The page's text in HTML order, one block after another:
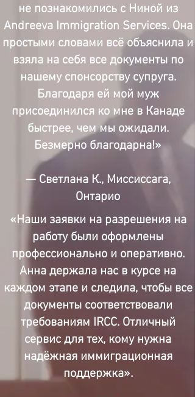
не познакомились с Ниной из
Andreeva Immigration Services. Она
простыми словами всё объяснила и
взяла на себя все документы по
нашему спонсорству супруга.
Благодаря ей мой муж
присоединился ко мне в Канаде
быстрее, чем мы ожидали.
Безмерно благодарна!»
— Светлана К., Миссиссага,
Онтарио
«Наши заявки на разрешения на
работу были оформлены
профессионально и оперативно.
Анна держала нас в курсе на
каждом этапе и следила, чтобы все
документы соответствовали
требованиям IRCC. Отличный
сервис для тех, кому нужна
надёжная иммиграционная
поддержка».